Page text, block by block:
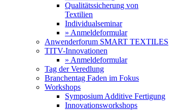
Qualitätssicherung von
Textilien
Individualseminar
» Anmeldeformular
Anwenderforum SMART TEXTILES
TITV-Innovationen
» Anmeldeformular
Tag der Veredlung
Branchentag Faden im Fokus
Workshops
Symposium Additive Fertigung
Innovationsworkshops